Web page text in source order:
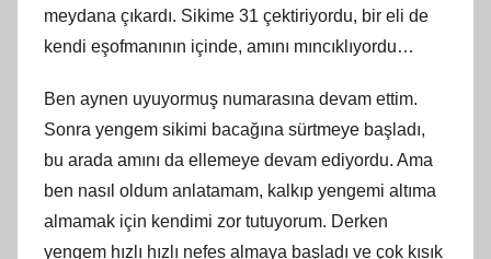
meydana çıkardı. Sikime 31 çektiriyordu, bir eli de
kendi eşofmanının içinde, amını mıncıklıyordu…
Ben aynen uyuyormuş numarasına devam ettim.
Sonra yengem sikimi bacağına sürtmeye başladı,
bu arada amını da ellemeye devam ediyordu. Ama
ben nasıl oldum anlatamam, kalkıp yengemi altıma
almamak için kendimi zor tutuyorum. Derken
yengem hızlı hızlı nefes almaya başladı ve çok kısık